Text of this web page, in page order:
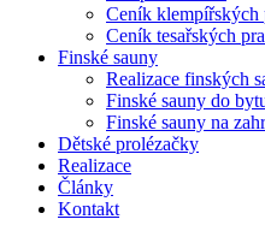
Ceník klempířských
Ceník tesařských
Finské sauny
Realizace finských
Finské sauny do
Finské sauny na
Dětské prolézačky
Realizace
Články
Kontakt